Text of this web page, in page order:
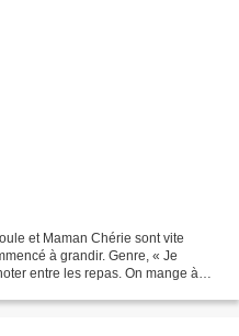
et Maman Chérie sont vite
à grandir. Genre, « Je
entre les repas. On mange à